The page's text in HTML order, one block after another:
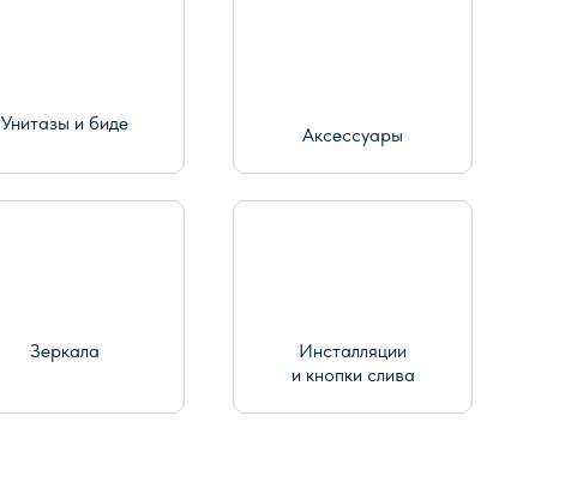
Зеркала
Аксессуары
Инсталляции
и кнопки слива
Унитазы и биде